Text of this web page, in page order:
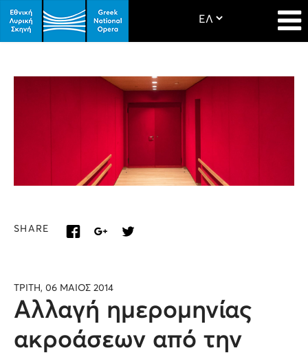
SHARE
ΤΡΙΤΗ, 06 ΜΑΙΟΣ 2014
Αλλαγή ημερομηνίας
ακροάσεων από την